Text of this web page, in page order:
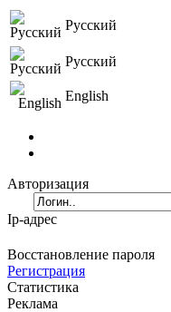
Русский
Русский
English
Авторизация
Ip-адрес
Восстановление пароля
Регистрация
Статистика
Реклама